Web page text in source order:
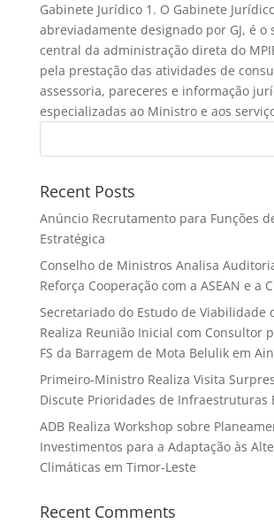
Gabinete Jurídico 1. O Gabinete
abreviadamente designado por GJ, é o
central da administração direta do
pela prestação das atividades de
assessoria, pareceres e informação
especializadas ao Ministro e aos
Recent Posts
Anúncio Recrutamento para Funções
Estratégica
Conselho de Ministros Analisa
Reforça Cooperação com a ASEAN e a
Secretariado do Estudo de Viabilidade
Realiza Reunião Inicial com Consultor
FS da Barragem de Mota Belulik em
Primeiro-Ministro Realiza Visita
Discute Prioridades de Infraestruturas
ADB Realiza Workshop sobre
Investimentos para a Adaptação às
Climáticas em Timor-Leste
Recent Comments